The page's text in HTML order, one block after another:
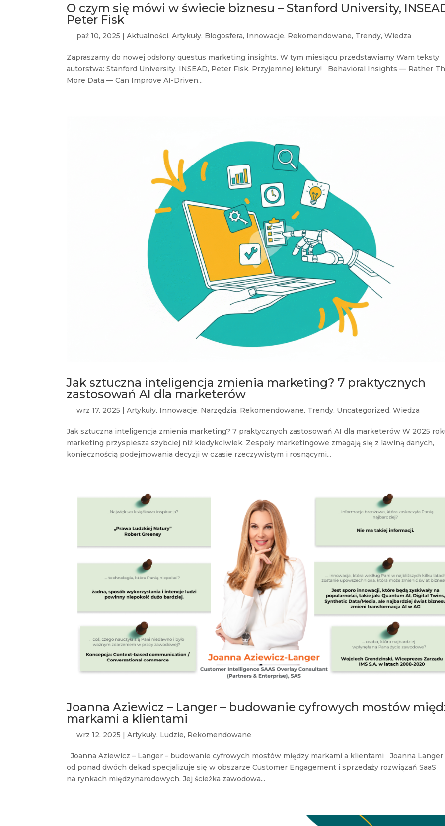
O czym się mówi w świecie biznesu – Stanford University,
Peter Fisk
paź 10, 2025 |Aktualności,Artykuły, Blogosfera, Innowacje, Rekomendowane, Trendy,Wiedza
Zapraszamy do nowej odsłony questus marketing insights. W tym miesiącu przedstawiamy Wam teksty
autorstwa: Stanford University, INSEAD, Peter Fisk. Przyjemnej lektury! Behavioral Insights — Rather
More Data — Can Improve AI-Driven...
Jak sztuczna inteligencja zmienia marketing? 7 praktycznych
zastosowań AI dla marketerów
wrz 17, 2025 |Artykuły, Innowacje, Narzędzia, Rekomendowane, Trendy, Uncategorized,Wiedza
Jak sztuczna inteligencja zmienia marketing? 7 praktycznych zastosowań AI dla marketerów W 2025
marketing przyspiesza szybciej niż kiedykolwiek. Zespoły marketingowe zmagają się z lawiną danych,
koniecznością podejmowania decyzji w czasie rzeczywistym i rosnącymi...
Joanna Aziewicz – Langer – budowanie cyfrowych mostów
markami a klientami
wrz 12, 2025 |Artykuły, Ludzie, Rekomendowane
Joanna Aziewicz – Langer – budowanie cyfrowych mostów między markami a klientami Joanna Langer
od ponad dwóch dekad specjalizuje się w obszarze Customer Engagement i sprzedaży rozwiązań SaaS
na rynkach międzynarodowych. Jej ścieżka zawodowa...